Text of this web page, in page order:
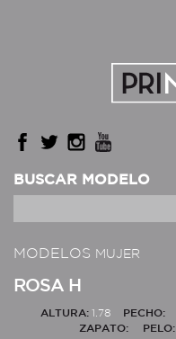
BUSCAR MODELO
MODELOS MUJER
ROSA H
ALTURA: 1.78 PECHO:
ZAPATO:
PELO: